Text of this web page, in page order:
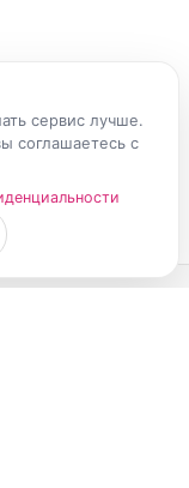
сервис лучше.
соглашаетесь с